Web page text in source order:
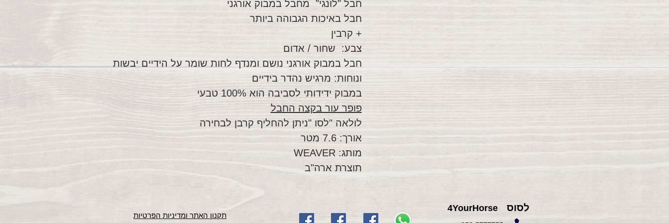
חבל "לונגי" מחבל במבוק אורגני
חבל באיכות הגבוהה ביותר
+ קרבין
צבע: שחור / אדום
חבל במבוק אורגני נושם ומנדף לחות שומר על הידיים יבשות
ונוחות: מרגיש נהדר בידיים
במבוק ידידותי לסביבה הוא 100% טבעי
פופר עור בקצה החבל
לולאה "לסו "ניתן להחליף קרבן לבחירה
אורך: 7.6 מטר
מותג: WEAVER
תוצרת ארה"ב
תקנון האתר ומדיניות הפרטיות
לסוס 4YourHorse